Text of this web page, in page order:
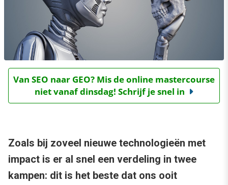
Van SEO naar GEO? Mis de online mastercourse
niet vanaf dinsdag! Schrijf je snel in
Zoals bij zoveel nieuwe technologieën met
impact is er al snel een verdeling in twee
kampen: dit is het beste dat ons ooit